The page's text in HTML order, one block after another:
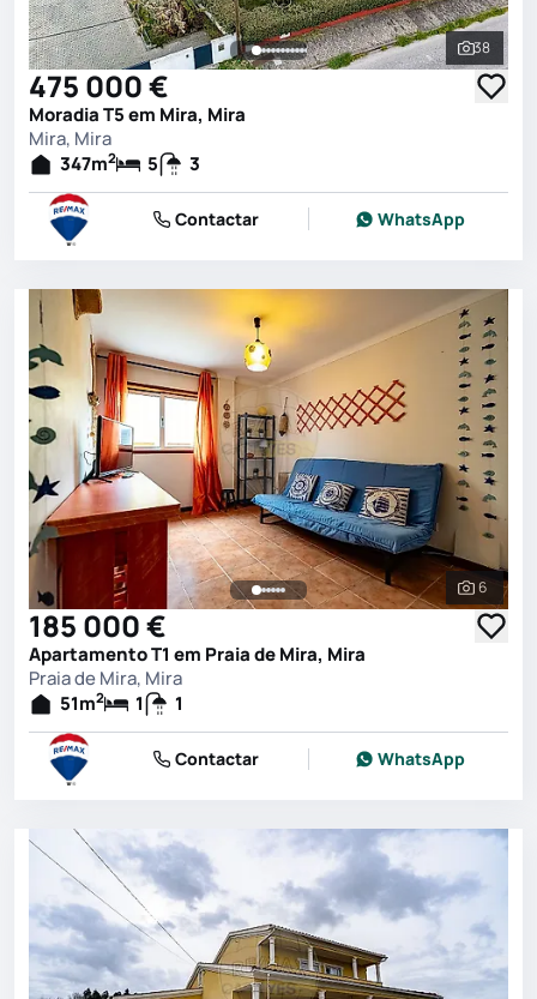
Ver
38
475 000 €
Moradia T5 em Mira, Mira
Mira, Mira
347m2 5 3
Contactar WhatsApp
Ver
6
185 000 €
Apartamento T1 em Praia de Mira, Mira
Praia de Mira, Mira
51m2 1 1
Contactar WhatsApp